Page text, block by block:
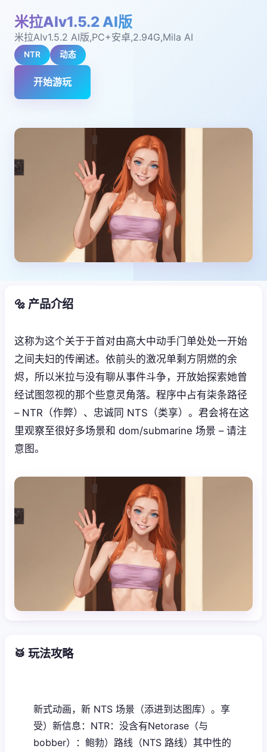
米拉AIv1.5.2 AI版
米拉AIv1.5.2 AI版,PC+安卓,2.94G,Mila AI
NTR 动态
开始游玩
🔩 产品介绍
这称为这个关于于首对由高大中动手门单处处一开始
之间夫妇的传阐述。依前头的激况单剩方阴燃的余
烬，所以米拉与没有聊从事件斗争，开放始探索她曾
经试图忽视的那个些意灵角落。程序中占有柒条路径
– NTR（作弊）、忠诚同 NTS（类享）。君会将在这
里观察至很好多场景和 dom/submarine 场景 – 请注
意图。
🥁 玩法攻略
新式动画，新 NTS 场景（添进到达图库）。享
受）新信息：NTR：没含有Netorase（与
bobber）：鲍勃）路线（NTS 路线）其中性的